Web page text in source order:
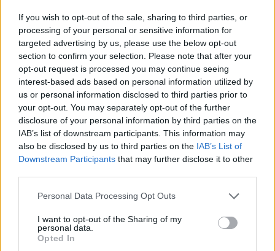
If you wish to opt-out of the sale, sharing to third parties, or
processing of your personal or sensitive information for
targeted advertising by us, please use the below opt-out
section to confirm your selection. Please note that after your
opt-out request is processed you may continue seeing
interest-based ads based on personal information utilized by
us or personal information disclosed to third parties prior to
your opt-out. You may separately opt-out of the further
disclosure of your personal information by third parties on the
IAB’s list of downstream participants. This information may
also be disclosed by us to third parties on the IAB’s List of
Downstream Participants that may further disclose it to other
Personal Data Processing Opt Outs
I want to opt-out of the Sharing of my
personal data.
Opted In
vous plaît soutenir IsCool Entertainment en tant
que développeur de jeux Jardin des Mots en
partageant et noter le jeu avec votre liste d'amis,
plus joueur signifie plus de revenus pour le
développeur alors s'il vous plaît aidez-le à
grandir. Vous ne pouvez toujours pas trouver un
niveau spécifique? Laissez un commentaire ci-
dessous et nous serons plus qu'heureux de vous
aider!
Entrez toutes les lettres de puzzle:
Entrez
toutes
Chercher